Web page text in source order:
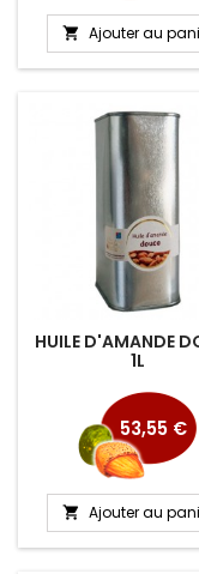
 Ajouter au
HUILE D'AMANDE
1L
Prix
53,55 €
 Ajouter au